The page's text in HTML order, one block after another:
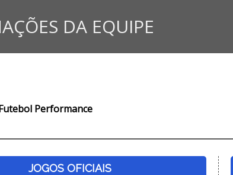
DA EQUIPE
Performance
JOGOS OFICIAIS